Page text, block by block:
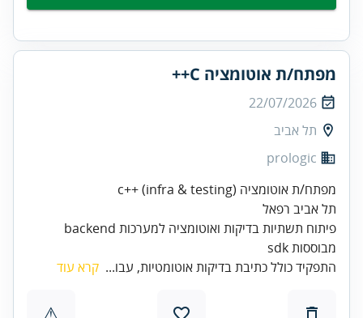
מפתח/ת אוטומציה C++
22/07/2026
תל אביב
prologic
פיתוח תשתיות בדיקות ואוטומציה למערכות backend
מבוססות sdk
התפקיד כולל כתיבת בדיקות אוטומטיות, עבו... קרא עוד